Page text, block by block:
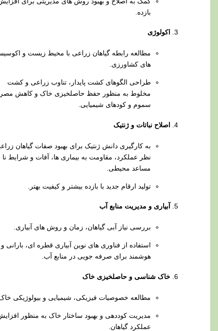
مطالعه رابطه گیاهان زراعی با محیط زیست و اکوسیستم‌
های کشاورزی.
طراحی الگوهای کشت پایدار، تناوب زراعی و کشت
مخلوط به منظور حفظ حاصلخیزی خاک و کاهش مصرف
سموم و کودهای شیمیایی.
اصلاح نباتات و ژنتیک
به‌ کارگیری دانش ژنتیک برای بهبود صفات گیاهان زراعی از
نظر عملکرد، مقاومت به بیماری‌ ها، آفات و شرایط نا
مساعد محیطی.
تولید ارقام جدید با بازده بیشتر و کیفیت بهتر.
آبیاری و مدیریت منابع آب
بررسی نیاز آبی گیاهان، زمان و روش‌ های آبیاری.
استفاده از فناوری‌ های نوین آبیاری قطره‌ ای، بارانی و
هوشمند برای صرفه‌ جویی در منابع آب.
خاک‌ شناسی و حاصلخیزی خاک
مطالعه خصوصیات فیزیکی، شیمیایی و بیولوژیکی خاک.
مدیریت کوددهی و بهبود ساختار خاک به منظور افزایش
عملکرد گیاهان.